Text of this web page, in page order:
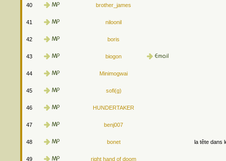
40 brother_james
41 niloonil
42 boris
43 biogon
44 Minimogwai
45 sofi(g)
46 HUNDERTAKER
47 benj007
48 bonet la tête dans
49 right hand of doom